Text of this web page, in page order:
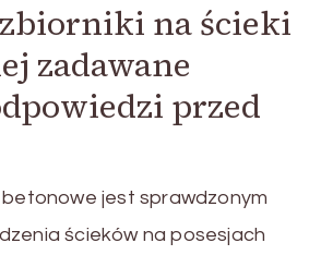
na ścieki
zadawane
przed
jest sprawdzonym
ścieków na posesjach